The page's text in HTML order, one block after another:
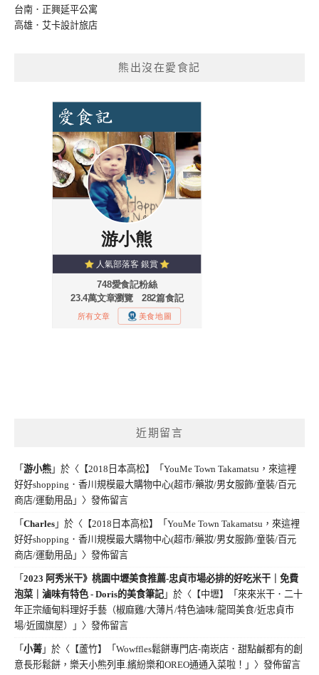
台南．正興延平公寓
高雄．艾卡設計旅店
熊出沒在愛食記
近期留言
「 游小熊 」於〈 【2018日本高松】「YouMe Town Takamatsu，來這裡
好好shopping．香川規模最大購物中心(超市/藥妝/男女服飾/童裝/百元
商店/運動用品」 〉發佈留言
「 Charles 」於〈 【2018日本高松】「YouMe Town Takamatsu，來這裡
好好shopping．香川規模最大購物中心(超市/藥妝/男女服飾/童裝/百元
商店/運動用品」 〉發佈留言
「 2023 阿秀米干》桃園中壢美食推薦-忠貞市場必排的好吃米干｜免費
泡菜｜滷味有特色 - Doris的美食筆記 」於〈 【中壢】「來來米干．二十
年正宗緬甸料理好手藝（椒麻雞/大薄片/特色滷味/龍岡美食/近忠貞市
場/近國旗屋）」 〉發佈留言
「 小菁 」於〈 【蘆竹】「Wowffles鬆餅專門店-南崁店．甜點鹹都有的創
意長形鬆餅，樂天小熊列車.繽紛樂和OREO通通入菜啦！」 〉發佈留言